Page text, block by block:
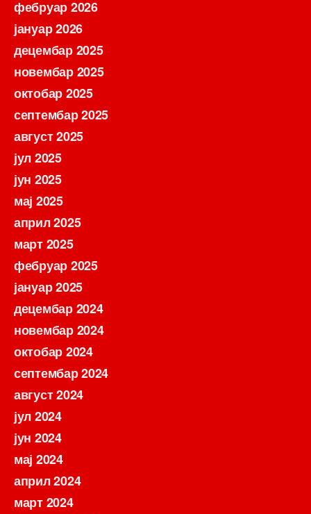
фебруар 2026
јануар 2026
децембар 2025
новембар 2025
октобар 2025
септембар 2025
август 2025
јул 2025
јун 2025
мај 2025
април 2025
март 2025
фебруар 2025
јануар 2025
децембар 2024
новембар 2024
октобар 2024
септембар 2024
август 2024
јул 2024
јун 2024
мај 2024
април 2024
март 2024